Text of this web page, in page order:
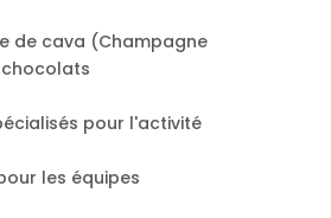
de cava (Champagne
pour l'activité
les équipes